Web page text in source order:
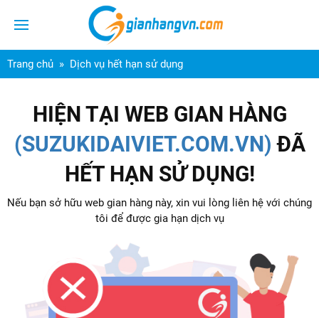
Trang chủ Dịch vụ hết hạn sử dụng
HIỆN TẠI WEB GIAN HÀNG
(SUZUKIDAIVIET.COM.VN) ĐÃ
HẾT HẠN SỬ DỤNG!
Nếu bạn sở hữu web gian hàng này, xin vui lòng liên hệ với chúng
tôi để được gia hạn dịch vụ